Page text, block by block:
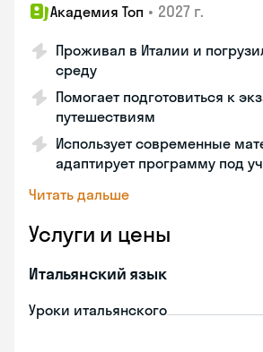
Академия Топ • 2027 г.
Проживал в Италии и
среду
Помогает подготовиться к
путешествиям
Использует современные
адаптирует программу под
Читать дальше
Услуги и цены
Итальянский язык
Уроки итальянского